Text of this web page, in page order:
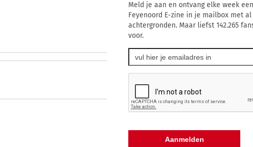
Meld je aan en ontvang elke week
Feyenoord E-zine in je mailbox met
achtergronden. Maar liefst 142.265
voor.